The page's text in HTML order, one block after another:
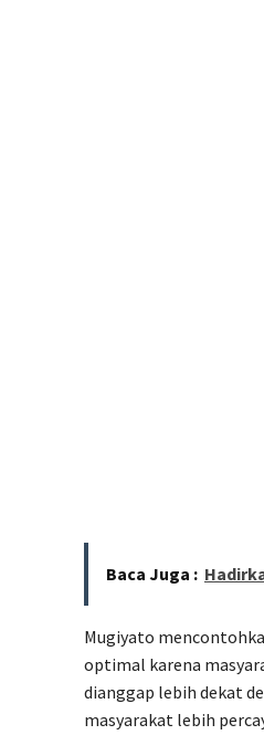
Baca Juga :
Mugiyato
optimal karena
dianggap lebih dekat
masyarakat lebih